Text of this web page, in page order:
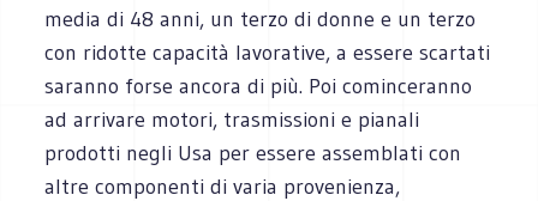
media di 48 anni, un terzo di donne e un terzo
con ridotte capacità lavorative, a essere scartati
saranno forse ancora di più. Poi cominceranno
ad arrivare motori, trasmissioni e pianali
prodotti negli Usa per essere assemblati con
altre componenti di varia provenienza,